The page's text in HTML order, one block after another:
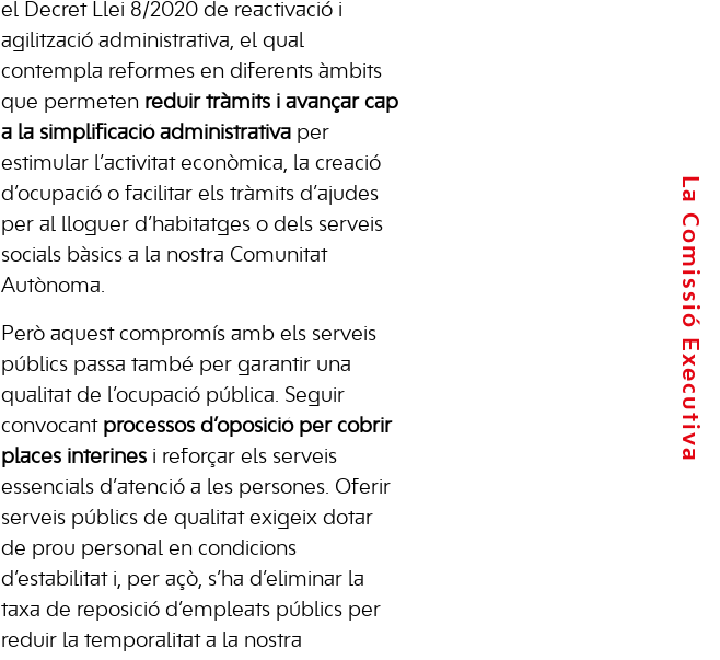
La Comissió Executiva
el Decret Llei 8/2020 de reactivació i
agilització administrativa, el qual
contempla reformes en diferents àmbits
que permeten reduir tràmits i avançar cap
a la simplificació administrativa per
estimular l’activitat econòmica, la creació
d’ocupació o facilitar els tràmits d’ajudes
per al lloguer d’habitatges o dels serveis
socials bàsics a la nostra Comunitat
Autònoma.
Però aquest compromís amb els serveis
públics passa també per garantir una
qualitat de l’ocupació pública. Seguir
convocant processos d’oposició per cobrir
places interines i reforçar els serveis
essencials d’atenció a les persones. Oferir
serveis públics de qualitat exigeix dotar
de prou personal en condicions
d’estabilitat i, per açò, s’ha d’eliminar la
taxa de reposició d’empleats públics per
reduir la temporalitat a la nostra